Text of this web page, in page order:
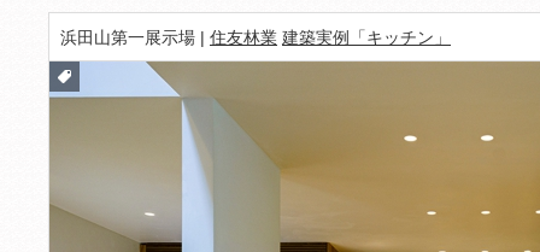
浜田山第一展示場 | 住友林業 建築実例「キッチン」
付箋